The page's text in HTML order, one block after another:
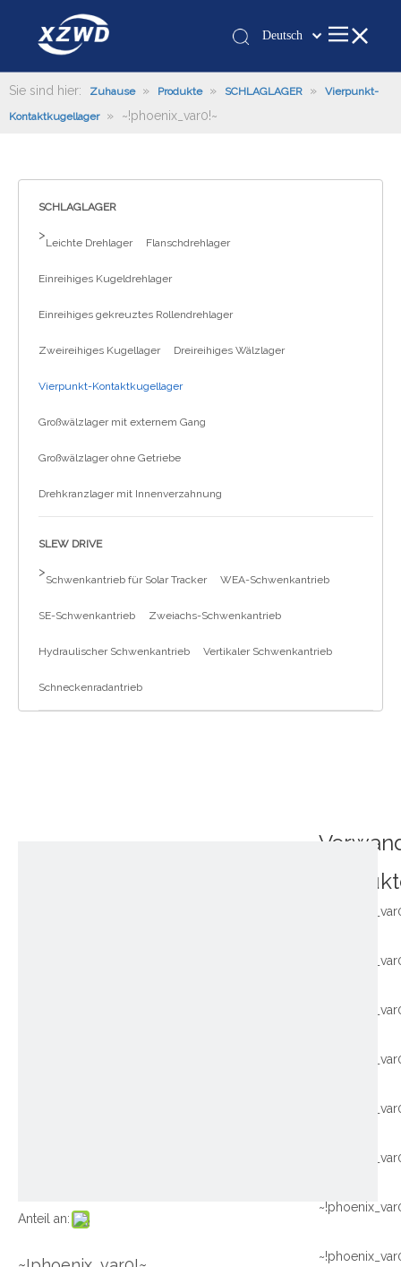
Deutsch
românesc
العربية
Sie sind hier: Zuhause » Produkte » SCHLAGLAGER »
Vierpunkt-
Kontaktkugellager
» ~!phoenix_var0!~
SCHLAGLAGER
>
Leichte Drehlager Flanschdrehlager
Einreihiges Kugeldrehlager
Einreihiges gekreuztes Rollendrehlager
Zweireihiges Kugellager Dreireihiges Wälzlager
Vierpunkt-Kontaktkugellager
Großwälzlager mit externem Gang
Großwälzlager ohne Getriebe
Drehkranzlager mit Innenverzahnung
SLEW DRIVE
>
Schwenkantrieb für Solar Tracker WEA-Schwenkantrieb
SE-Schwenkantrieb Zweiachs-Schwenkantrieb
Hydraulischer Schwenkantrieb Vertikaler Schwenkantrieb
Schneckenradantrieb
Anteil an: